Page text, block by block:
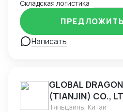
Складская логистика
Написать
GLOBAL
(TIANJIN) CO.,
Тяньцзинь, Китай